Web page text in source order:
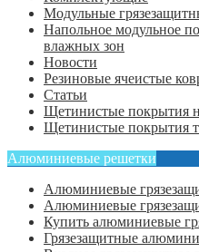
Модульные
Напольное модульное
влажных зон
Новости
Резиновые ячеистые
Статьи
Щетинистые покрытия
Щетинистые покрытия
Алюминиевые решетки
Алюминиевые
Алюминиевые
Купить алюминиевые
Грязезащитные